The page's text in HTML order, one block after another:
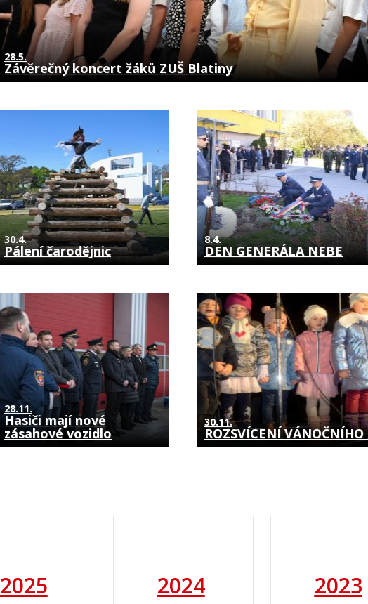
28.5.
Závěrečný koncert žáků ZUŠ Blatiny
30.4.
Pálení čarodějnic
8.4.
DEN GENERÁLA NEBE
28.11.
Hasiči mají nové
zásahové vozidlo
30.11.
ROZSVÍCENÍ
2025 2024 2023